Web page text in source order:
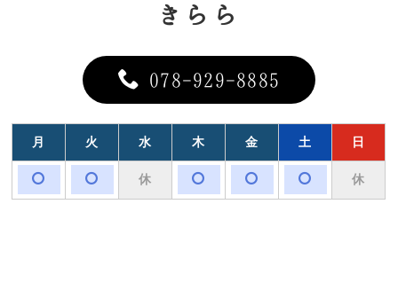
きらら
078-929-8885
月 火 水 木 金 土 日
休 休